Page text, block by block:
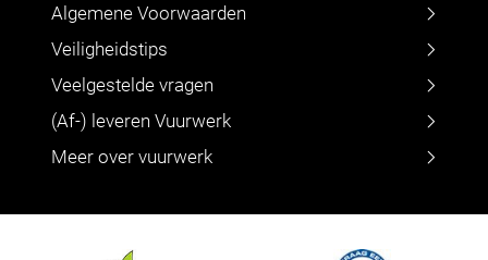
Algemene Voorwaarden
Veiligheidstips
Veelgestelde vragen
(Af-) leveren Vuurwerk
Meer over vuurwerk